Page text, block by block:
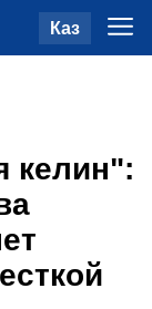
Каз
келин":